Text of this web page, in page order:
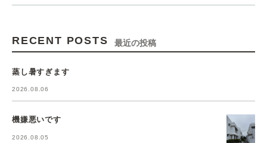
RECENT POSTS 最近の投稿
蒸し暑すぎます
2026.08.06
機嫌悪いです
2026.08.05